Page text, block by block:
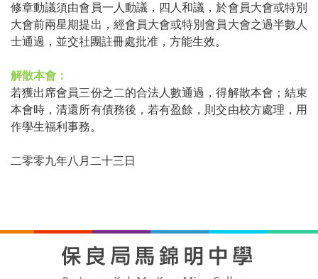
修章動議須由會員一人動議，四人和議，於會員大會或特別
大會前兩星期提出，經會員大會或特別會員大會之過半數人
士通過，並交社團註冊處批准，方能生效。
解散本會：
若獲出席會員三份之二的合法人數通過，得解散本會；結束
本會時，清還所有債務後，若有盈餘，則交由校方處理，用
作學生福利事務。
二零零九年八月二十三日